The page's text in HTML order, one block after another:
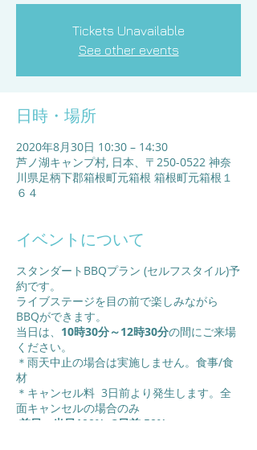
Tickets Unavailable
See other events
日時・場所
2020年8月30日 10:30 – 14:30
芦ノ湖キャンプ村, 日本、〒250-0522 神奈
川県足柄下郡箱根町元箱根 箱根町元箱根１
６４
イベントについて
スタンダートBBQプラン (セルフスタイル)予
約です。
ライブステージを目の前で楽しみながら
BBQができます。
当日は、 10時30分～12時30分の間にご来場
ください。
＊雨天中止の場合は実施しません。食事/食
材
＊キャンセル料 3日前より発生します。全
面キャンセルの場合のみ
前日・当日100% 3日前 50%